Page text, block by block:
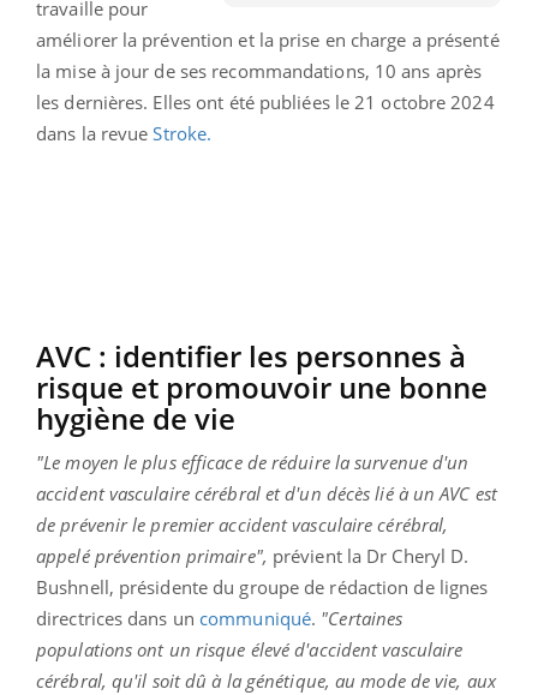
travaille pour
améliorer la prévention et la prise en charge a présenté
la mise à jour de ses recommandations, 10 ans après
les dernières. Elles ont été publiées le 21 octobre 2024
dans la revueStroke.
AVC : identifier les personnes à
risque et promouvoir une bonne
hygiène de vie
"Le moyen le plus efficace de réduire la survenue d'un
accident vasculaire cérébral et d'un décès lié à un AVC est
de prévenir le premier accident vasculaire cérébral,
appelé prévention primaire", prévient la Dr Cheryl D.
Bushnell, présidente du groupe de rédaction de lignes
directrices dans un communiqué. "Certaines
populations ont un risque élevé d'accident vasculaire
cérébral, qu'il soit dû à la génétique, au mode de vie, aux